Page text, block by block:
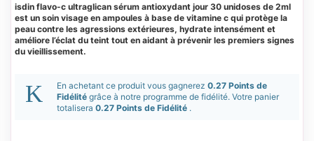
isdin flavo-c ultraglican sérum antioxydant jour 30 unidoses de 2ml
est un soin visage en ampoules à base de vitamine c qui protège la
peau contre les agressions extérieures, hydrate intensément et
améliore l’éclat du teint tout en aidant à prévenir les premiers signes
du vieillissement.
En achetant ce produit vous gagnerez 0.27 Points de
Fidélité grâce à notre programme de fidélité. Votre panier
totalisera 0.27 Points de Fidélité .